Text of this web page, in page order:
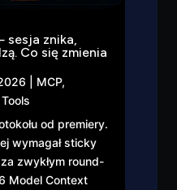
znika,
Co się zmienia
MCP,
Tools
od premiery.
wymagał sticky
zwykłym round-
Model Context